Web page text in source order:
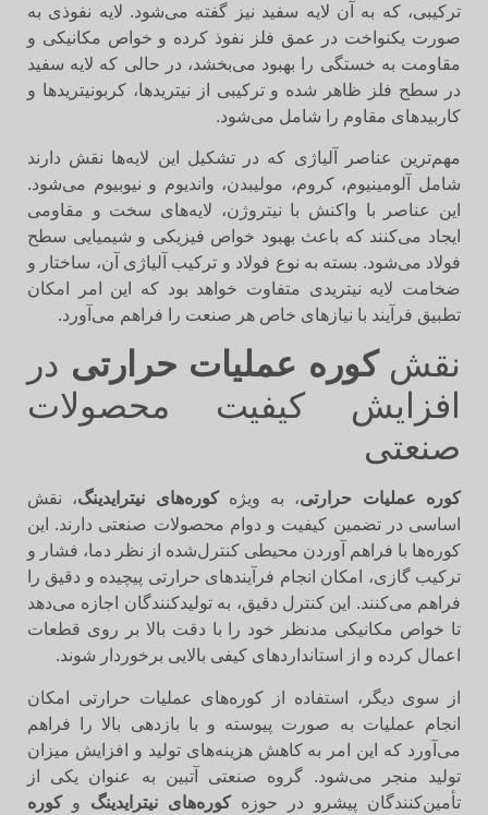
ترکیبی، که به آن لایه سفید نیز گفته می‌شود. لایه نفوذی به
صورت یکنواخت در عمق فلز نفوذ کرده و خواص مکانیکی و
مقاومت به خستگی را بهبود می‌بخشد، در حالی که لایه سفید
در سطح فلز ظاهر شده و ترکیبی از نیتریدها، کربونیتریدها و
کاربیدهای مقاوم را شامل می‌شود.
مهم‌ترین عناصر آلیاژی که در تشکیل این لایه‌ها نقش دارند
شامل آلومینیوم، کروم، مولیبدن، واندیوم و نیوبیوم می‌شود.
این عناصر با واکنش با نیتروژن، لایه‌های سخت و مقاومی
ایجاد می‌کنند که باعث بهبود خواص فیزیکی و شیمیایی سطح
فولاد می‌شود. بسته به نوع فولاد و ترکیب آلیاژی آن، ساختار و
ضخامت لایه نیتریدی متفاوت خواهد بود که این امر امکان
تطبیق فرآیند با نیازهای خاص هر صنعت را فراهم می‌آورد.
نقشکوره عملیات حرارتیدر
افزایش کیفیت محصولات
صنعتی
کوره عملیات حرارتی، به ویژهکوره‌های نیترایدینگ، نقش
اساسی در تضمین کیفیت و دوام محصولات صنعتی دارند. این
کوره‌ها با فراهم آوردن محیطی کنترل‌شده از نظر دما، فشار و
ترکیب گازی، امکان انجام فرآیندهای حرارتی پیچیده و دقیق را
فراهم می‌کنند. این کنترل دقیق، به تولیدکنندگان اجازه می‌دهد
تا خواص مکانیکی مدنظر خود را با دقت بالا بر روی قطعات
اعمال کرده و از استانداردهای کیفی بالایی برخوردار شوند.
از سوی دیگر، استفاده از کوره‌های عملیات حرارتی امکان
انجام عملیات به صورت پیوسته و با بازدهی بالا را فراهم
می‌آورد که این امر به کاهش هزینه‌های تولید و افزایش میزان
تولید منجر می‌شود. گروه صنعتی آتبین به عنوان یکی از
تأمین‌کنندگان پیشرو در حوزهکوره‌های نیترایدینگوکوره